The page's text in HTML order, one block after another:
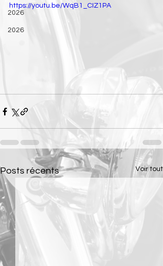
2026
2026
https://youtu.be/WqB1_CIZ1PA
Posts récents Voir tout